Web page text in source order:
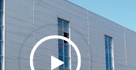
станок AVD с